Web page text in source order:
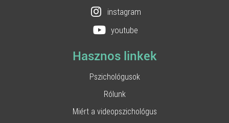
instagram
youtube
Hasznos linkek
Pszichológusok
Rólunk
Miért a videopszichológus